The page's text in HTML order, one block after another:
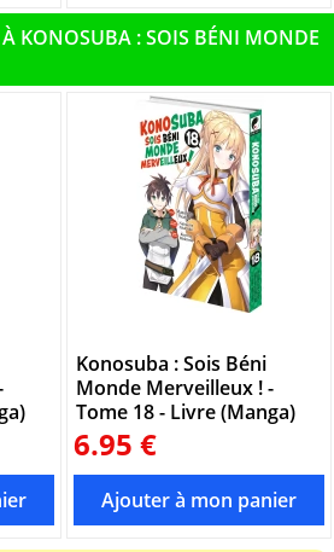
À KONOSUBA : SOIS BÉNI MONDE
Konosuba : Sois Béni
Monde Merveilleux ! -
Tome 18 - Livre (Manga)
6.95 €